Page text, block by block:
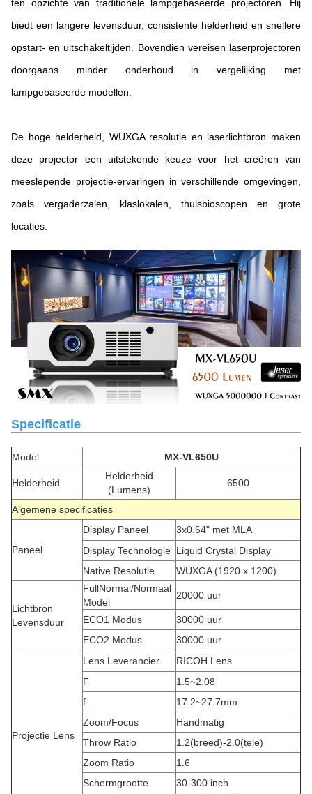
ten opzichte van traditionele lampgebaseerde projectoren. Hij
biedt een langere levensduur, consistente helderheid en snellere
opstart- en uitschakeltijden. Bovendien vereisen laserprojectoren
doorgaans minder onderhoud in vergelijking met
lampgebaseerde modellen.
De hoge helderheid, WUXGA resolutie en laserlichtbron maken
deze projector een uitstekende keuze voor het creëren van
meeslepende projectie-ervaringen in verschillende omgevingen,
zoals vergaderzalen, klaslokalen, thuisbioscopen en grote
locaties.
Specificatie
Model MX-VL650U
Helderheid
Helderheid
(Lumens)
6500
Algemene specificaties
Paneel
Display Paneel
3x0.64" met MLA
Display Technologie Liquid Crystal Display
Native Resolutie
WUXGA (1920 x 1200)
Lichtbron
Levensduur
FullNormal/Normaal
Model
20000 uur
ECO1 Modus
30000 uur
ECO2 Modus
30000 uur
Projectie Lens
Lens Leverancier
RICOH Lens
F
1.5~2.08
f
17.2~27.7mm
Zoom/Focus
Handmatig
Throw Ratio
1.2(breed)-2.0(tele)
Zoom Ratio
1.6
Schermgrootte
30-300 inch